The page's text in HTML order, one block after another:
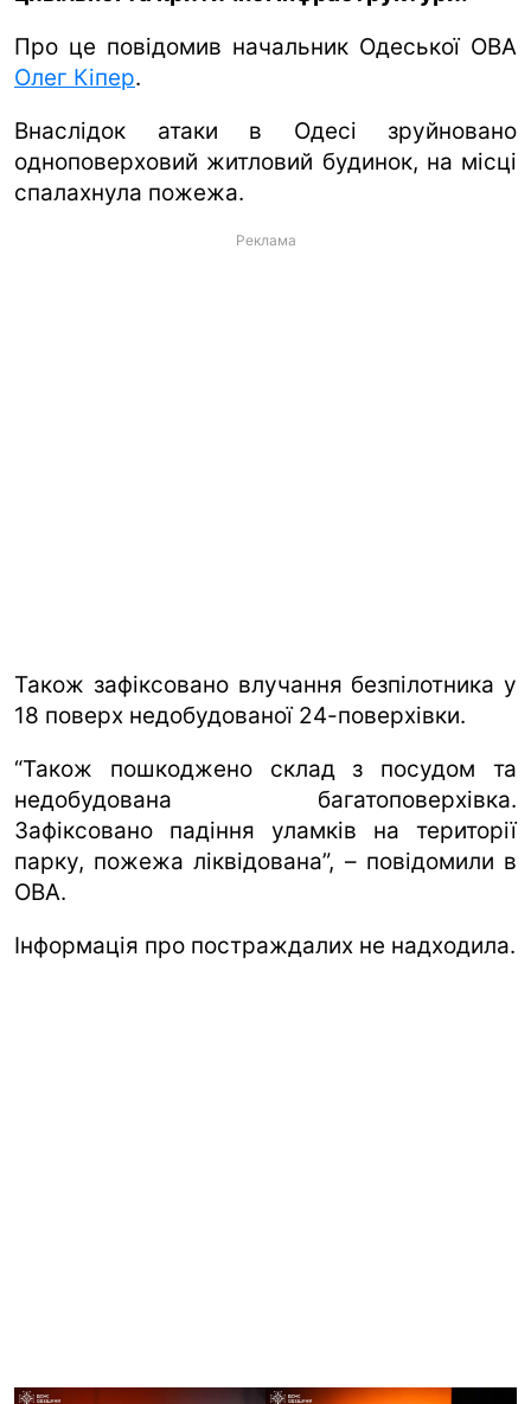
Про це повідомив начальник Одеської ОВА
Олег Кіпер.
Внаслідок атаки в Одесі зруйновано
одноповерховий житловий будинок, на місці
спалахнула пожежа.
Реклама
Також зафіксовано влучання безпілотника у
18 поверх недобудованої 24-поверхівки.
“Також пошкоджено склад з посудом та
недобудована багатоповерхівка.
Зафіксовано падіння уламків на території
парку, пожежа ліквідована”, – повідомили в
ОВА.
Інформація про постраждалих не надходила.